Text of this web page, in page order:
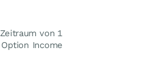
von 1
Income